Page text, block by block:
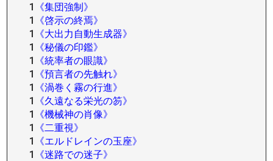
1
《集団強制》
1
《啓示の終焉》
1
《大出力自動生成器》
1
《秘儀の印鑑》
1
《統率者の眼識》
1
《預言者の先触れ》
1
《渦巻く霧の行進》
1
《久遠なる栄光の笏》
1
《機械神の肖像》
1
《二重視》
1
《エルドレインの玉座》
1
《迷路での迷子》